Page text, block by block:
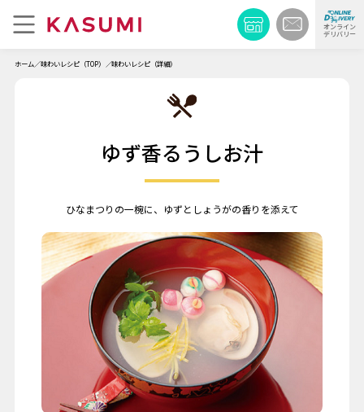
オンライン
デリバリー
ホーム 味わいレシピ（TOP） 味わいレシピ（詳細）
ゆず香るうしお汁
ひなまつりの一椀に、ゆずとしょうがの香りを添えて